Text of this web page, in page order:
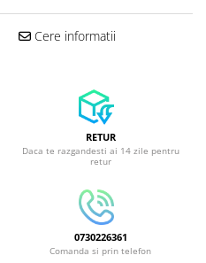
Cere informatii
RETUR
Daca te razgandesti ai 14 zile pentru
retur
0730226361
Comanda si prin telefon